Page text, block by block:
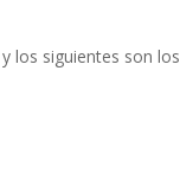
los siguientes son los